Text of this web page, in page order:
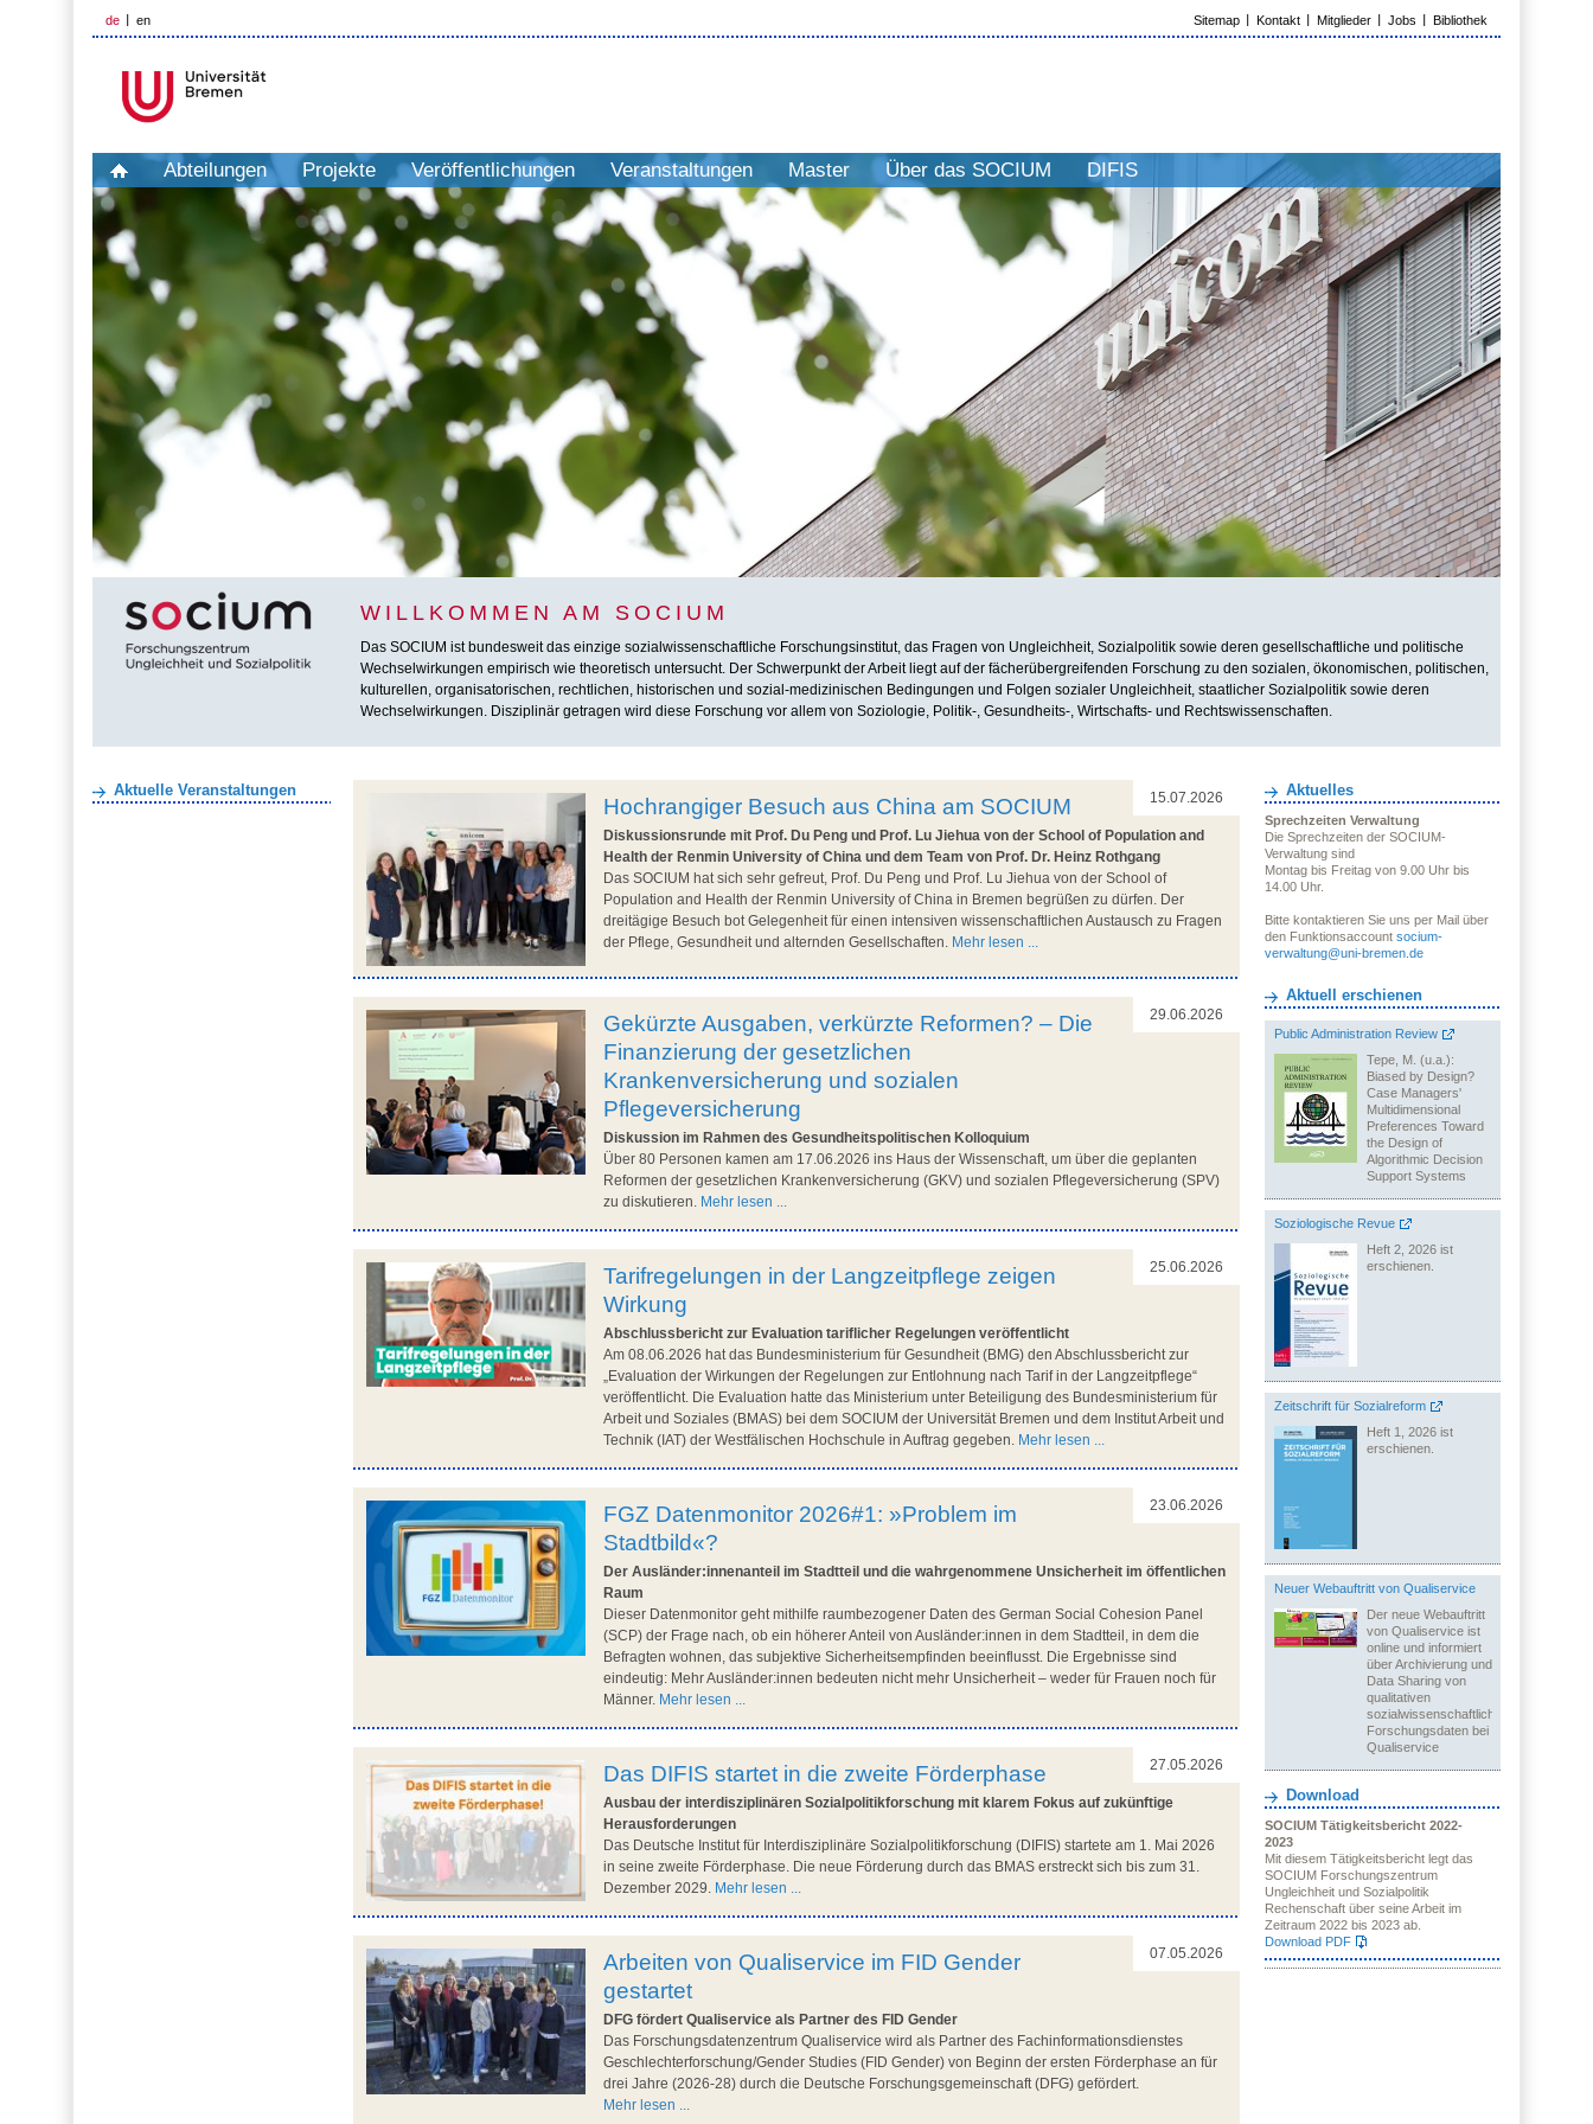
de en Sitemap Kontakt Mitglieder Jobs Bibliothek
Abteilungen Projekte Veröffentlichungen Veranstaltungen Master Über das SOCIUM DIFIS
WILLKOMMEN AM SOCIUM
Das SOCIUM ist bundesweit das einzige sozialwissenschaftliche Forschungsinstitut, das Fragen von Ungleichheit, Sozialpolitik sowie deren gesellschaftliche und politische
Wechselwirkungen empirisch wie theoretisch untersucht. Der Schwerpunkt der Arbeit liegt auf der fächerübergreifenden Forschung zu den sozialen, ökonomischen, politischen,
kulturellen, organisatorischen, rechtlichen, historischen und sozial-medizinischen Bedingungen und Folgen sozialer Ungleichheit, staatlicher Sozialpolitik sowie deren
Wechselwirkungen. Disziplinär getragen wird diese Forschung vor allem von Soziologie, Politik-, Gesundheits-, Wirtschafts- und Rechtswissenschaften.
Aktuelle Veranstaltungen 15.07.2026
Hochrangiger Besuch aus China am SOCIUM
Diskussionsrunde mit Prof. Du Peng und Prof. Lu Jiehua von der School of Population and
Health der Renmin University of China und dem Team von Prof. Dr. Heinz Rothgang
Das SOCIUM hat sich sehr gefreut, Prof. Du Peng und Prof. Lu Jiehua von der School of
Population and Health der Renmin University of China in Bremen begrüßen zu dürfen. Der
dreitägige Besuch bot Gelegenheit für einen intensiven wissenschaftlichen Austausch zu Fragen
der Pflege, Gesundheit und alternden Gesellschaften. Mehr lesen ...
29.06.2026
Gekürzte Ausgaben, verkürzte Reformen? – Die
Finanzierung der gesetzlichen
Krankenversicherung und sozialen
Pflegeversicherung
Diskussion im Rahmen des Gesundheitspolitischen Kolloquium
Über 80 Personen kamen am 17.06.2026 ins Haus der Wissenschaft, um über die geplanten
Reformen der gesetzlichen Krankenversicherung (GKV) und sozialen Pflegeversicherung (SPV)
zu diskutieren. Mehr lesen ...
25.06.2026
Tarifregelungen in der Langzeitpflege zeigen
Wirkung
Abschlussbericht zur Evaluation tariflicher Regelungen veröffentlicht
Am 08.06.2026 hat das Bundesministerium für Gesundheit (BMG) den Abschlussbericht zur
„Evaluation der Wirkungen der Regelungen zur Entlohnung nach Tarif in der Langzeitpflege“
veröffentlicht. Die Evaluation hatte das Ministerium unter Beteiligung des Bundesministerium für
Arbeit und Soziales (BMAS) bei dem SOCIUM der Universität Bremen und dem Institut Arbeit und
Technik (IAT) der Westfälischen Hochschule in Auftrag gegeben. Mehr lesen ...
23.06.2026
FGZ Datenmonitor 2026#1: »Problem im
Stadtbild«?
Der Ausländer:innenanteil im Stadtteil und die wahrgenommene Unsicherheit im öffentlichen
Raum
Dieser Datenmonitor geht mithilfe raumbezogener Daten des German Social Cohesion Panel
(SCP) der Frage nach, ob ein höherer Anteil von Ausländer:innen in dem Stadtteil, in dem die
Befragten wohnen, das subjektive Sicherheitsempfinden beeinflusst. Die Ergebnisse sind
eindeutig: Mehr Ausländer:innen bedeuten nicht mehr Unsicherheit – weder für Frauen noch für
Männer. Mehr lesen ...
27.05.2026
Das DIFIS startet in die zweite Förderphase
Ausbau der interdisziplinären Sozialpolitikforschung mit klarem Fokus auf zukünftige
Herausforderungen
Das Deutsche Institut für Interdisziplinäre Sozialpolitikforschung (DIFIS) startete am 1. Mai 2026
in seine zweite Förderphase. Die neue Förderung durch das BMAS erstreckt sich bis zum 31.
Dezember 2029. Mehr lesen ...
07.05.2026
Arbeiten von Qualiservice im FID Gender
gestartet
DFG fördert Qualiservice als Partner des FID Gender
Das Forschungsdatenzentrum Qualiservice wird als Partner des Fachinformationsdienstes
Geschlechterforschung/Gender Studies (FID Gender) von Beginn der ersten Förderphase an für
drei Jahre (2026-28) durch die Deutsche Forschungsgemeinschaft (DFG) gefördert.
Mehr lesen ...
Aktuelles
Sprechzeiten Verwaltung
Die Sprechzeiten der SOCIUM-
Verwaltung sind
Montag bis Freitag von 9.00 Uhr bis
14.00 Uhr.
Bitte kontaktieren Sie uns per Mail über
den Funktionsaccount socium-
verwaltung@uni-bremen.de
Aktuell erschienen
Public Administration Review
Tepe, M. (u.a.):
Biased by Design?
Case Managers'
Multidimensional
Preferences Toward
the Design of
Algorithmic Decision
Support Systems
Soziologische Revue
Heft 2, 2026 ist
erschienen.
Zeitschrift für Sozialreform
Heft 1, 2026 ist
erschienen.
Neuer Webauftritt von Qualiservice
Der neue Webauftritt
von Qualiservice ist
online und informiert
über Archivierung und
Data Sharing von
qualitativen
sozialwissenschaftlichen
Forschungsdaten bei
Qualiservice
Download
SOCIUM Tätigkeitsbericht 2022-
2023
Mit diesem Tätigkeitsbericht legt das
SOCIUM Forschungszentrum
Ungleichheit und Sozialpolitik
Rechenschaft über seine Arbeit im
Zeitraum 2022 bis 2023 ab.
Download PDF